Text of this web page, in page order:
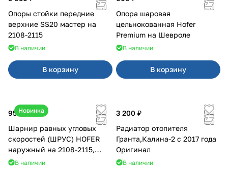
Опоры стойки передние
верхние SS20 мастер на
2108-2115
В наличии
В корзину
Опора шаровая
цельнокованная Hofer
Premium на Шевроле
В наличии
В корзину
Новинка
950 ₽
Шарнир равных угловых
скоростей (ШРУС) HOFER
наружный на 2108-2115,
2110-2112
В наличии
3 200 ₽
Радиатор отопителя
Гранта,Калина-2 с 2017 года
Оригинал
В наличии